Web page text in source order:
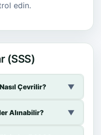
edin.
(SSS)
Çevrilir? ▼
Alınabilir? ▼